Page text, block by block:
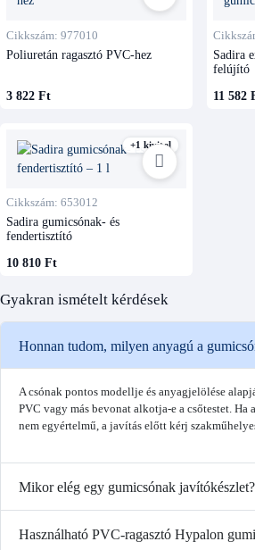
Cikkszám: 977010
Poliuretán ragasztó PVC-hez
3 822 Ft
Sadira
felújító
11 582
+1 kivitel
Cikkszám: 653012
Sadira gumicsónak- és
fendertisztító
10 810 Ft
Gyakran ismételt kérdések
Honnan tudom, milyen anyagú a
A csónak pontos modellje és anyagjelölése
PVC vagy más bevonat alkotja-e a csőtestet.
nem egyértelmű, a javítás előtt kérj
Mikor elég egy gumicsónak javítókészlet?
Használható PVC-ragasztó Hypalon